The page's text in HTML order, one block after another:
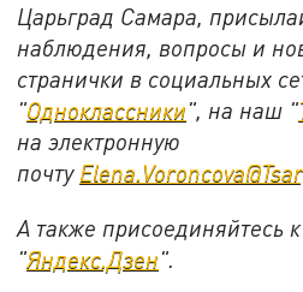
Царьград Самара,
наблюдения, вопросы и
странички в социальных
"Одноклассники", на наш "
на электронную
почту
А также присоединяйтесь
"Яндекс.Дзен".